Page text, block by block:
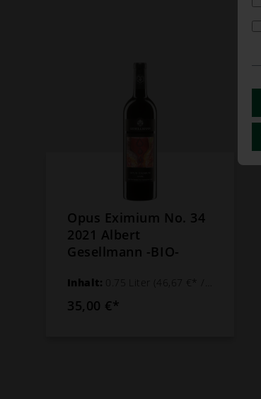
Opus Eximium No. 34
2021 Albert
Gesellmann -BIO-
Inhalt: 0.75 Liter (46,67 €* / 1 Liter)
35,00 €*